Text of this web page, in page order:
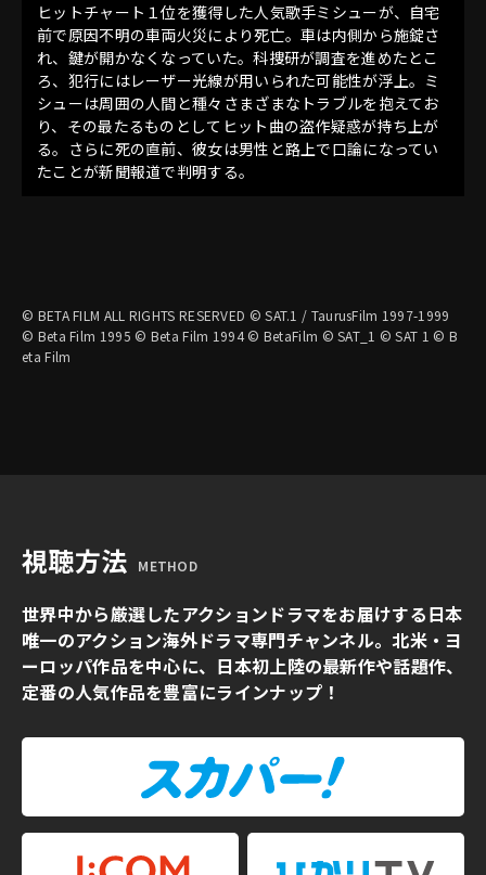
ヒットチャート１位を獲得した人気歌手ミシューが、自宅
前で原因不明の車両火災により死亡。車は内側から施錠さ
れ、鍵が開かなくなっていた。科捜研が調査を進めたとこ
ろ、犯行にはレーザー光線が用いられた可能性が浮上。ミ
シューは周囲の人間と種々さまざまなトラブルを抱えてお
り、その最たるものとしてヒット曲の盗作疑惑が持ち上が
る。さらに死の直前、彼女は男性と路上で口論になってい
たことが新聞報道で判明する。
© BETA FILM ALL RIGHTS RESERVED © SAT.1 / TaurusFilm 1997-1999
© Beta Film 1995 © Beta Film 1994 © BetaFilm © SAT_1 © SAT 1 © B
eta Film
視聴方法 METHOD
世界中から厳選したアクションドラマをお届けする日本
唯一のアクション海外ドラマ専門チャンネル。北米・ヨ
ーロッパ作品を中心に、日本初上陸の最新作や話題作、
定番の人気作品を豊富にラインナップ！